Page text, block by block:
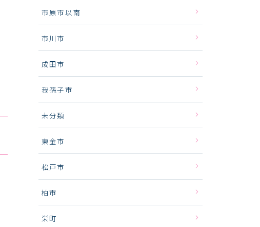
市原市以南
市川市
成田市
我孫子市
未分類
東金市
松戸市
柏市
栄町